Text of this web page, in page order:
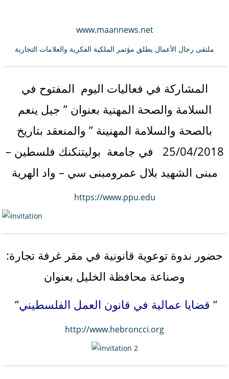
www.maannews.net
ملتقى رجال الأعمال يطلق مؤتمر الملكية الفكرية والعلامات التجارية
المشاركة في فعاليات اليوم المفتوح في
السلامة والصحة المهنية بعنوان ” جيل ينعم
بالصحة والسلامة المهنينة ” والمنعقد بتاريخ
25/04/2018 في جامعة بوليتنكنك فلسطين –
مبنى الشهيد بلال عمرومبنى سي – واد الهرية
https://www.ppu.edu
:حضور ندوة توعوية قانونية في مقر غرفة تجارة
وصناعة محافظة الخليل بعنوان
“
قضايا عمالية في قانون العمل الفلسطيني “
http://www.hebroncci.org